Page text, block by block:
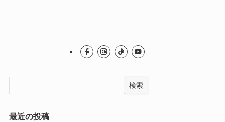
検索
最近の投稿